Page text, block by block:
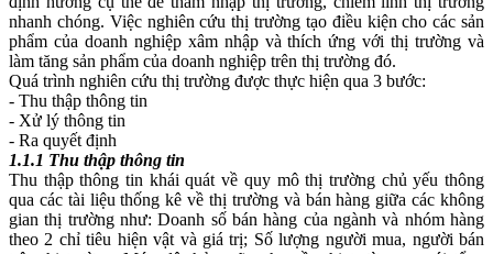
nhanh chóng. Việc nghiên cứu thị trường tạo điều kiện cho các sản
phẩm của doanh nghiệp xâm nhập và thích ứng với thị trường và
làm tăng sản phẩm của doanh nghiệp trên thị trường đó.
Quá trình nghiên cứu thị trường được thực hiện qua 3 bước:
- Thu thập thông tin
- Xử lý thông tin
- Ra quyết định
1.1.1 Thu thập thông tin
Thu thập thông tin khái quát về quy mô thị trường chủ yếu thông
qua các tài liệu thống kê về thị trường và bán hàng giữa các không
gian thị trường như: Doanh số bán hàng của ngành và nhóm hàng
theo 2 chỉ tiêu hiện vật và giá trị; Số lượng người mua, người bán